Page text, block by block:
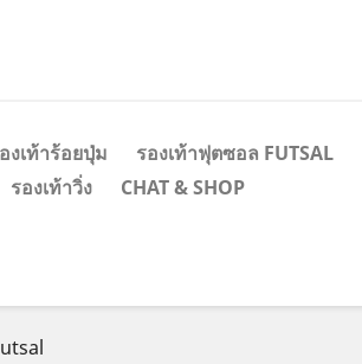
งเท้าร้อยปุ่ม รองเท้าฟุตซอล FUTSAL
รองเท้าวิ่ง
CHAT & SHOP